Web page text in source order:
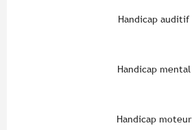
Handicap auditif
Handicap mental
Handicap moteur